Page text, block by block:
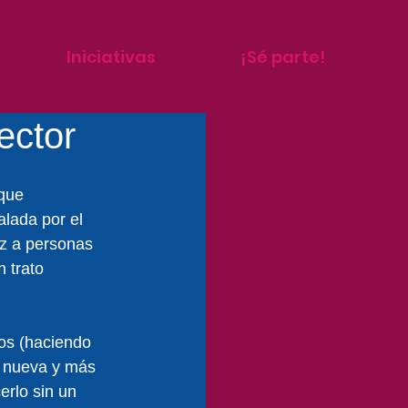
Iniciativas ¡Sé parte!
por el
a personas
trato
(haciendo
y más
sin un